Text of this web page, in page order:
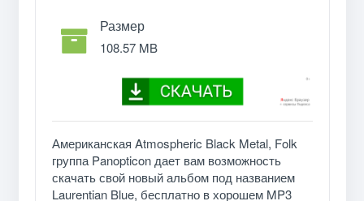
Размер
108.57 MB
Американская Atmospheric Black Metal, Folk
группа Panopticon дает вам возможность
скачать свой новый альбом под названием
Laurentian Blue, бесплатно в хорошем MP3